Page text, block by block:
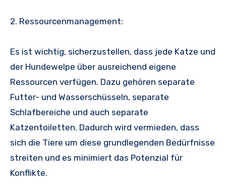
2. Ressourcenmanagement:
Es ist wichtig, sicherzustellen, dass jede Katze und
der Hundewelpe über ausreichend eigene
Ressourcen verfügen. Dazu gehören separate
Futter- und Wasserschüsseln, separate
Schlafbereiche und auch separate
Katzentoiletten. Dadurch wird vermieden, dass
sich die Tiere um diese grundlegenden Bedürfnisse
streiten und es minimiert das Potenzial für
Konflikte.